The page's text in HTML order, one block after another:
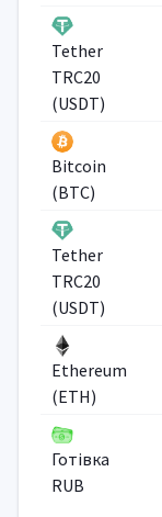
Tether
TRC20
(USDT)
Bitcoin
(BTC)
Tether
TRC20
(USDT)
Ethereum
(ETH)
Готівка
RUB